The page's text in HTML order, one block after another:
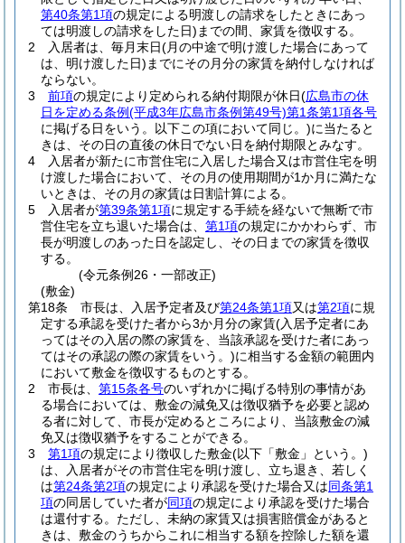
第40条第1項の規定による明渡しの請求をしたときにあっ
ては明渡しの請求をした日) までの間、家賃を徴収する。
2
入居者は、毎月末日(月の中途で明け渡した場合にあって
は、明け渡した日) までにその月分の家賃を納付しなければ
ならない。
3
前項の規定により定められる納付期限が休日(広島市の休
日を定める条例(平成3年広島市条例第49号)第1条第1項各号
に掲げる日をいう。以下この項において同じ。)に当たると
きは、その日の直後の休日でない日を納付期限とみなす。
4
入居者が新たに市営住宅に入居した場合又は市営住宅を明
け渡した場合において、その月の使用期間が1か月に満たな
いときは、その月の家賃は日割計算による。
5
入居者が第39条第1項に規定する手続を経ないで無断で市
営住宅を立ち退いた場合は、 第1項の規定にかかわらず、市
長が明渡しのあった日を認定し、その日までの家賃を徴収
する。
(令元条例26・一部改正)
(敷金)
第18条
市長は、入居予定者及び第24条第1項又は第2項に規
定する承認を受けた者から3か月分の家賃(入居予定者にあ
ってはその入居の際の家賃を、当該承認を受けた者にあっ
てはその承認の際の家賃をいう。)に相当する金額の範囲内
において敷金を徴収するものとする。
2
市長は、 第15条各号のいずれかに掲げる特別の事情があ
る場合においては、敷金の減免又は徴収猶予を必要と認め
る者に対して、市長が定めるところにより、当該敷金の減
免又は徴収猶予をすることができる。
3
第1項の規定により徴収した敷金(以下「敷金」という。)
は、入居者がその市営住宅を明け渡し、立ち退き、若しく
は第24条第2項の規定により承認を受けた場合又は同条第1
項の同居していた者が同項の規定により承認を受けた場合
は還付する。 ただし、未納の家賃又は損害賠償金があると
きは、敷金のうちからこれに相当する額を控除した額を還